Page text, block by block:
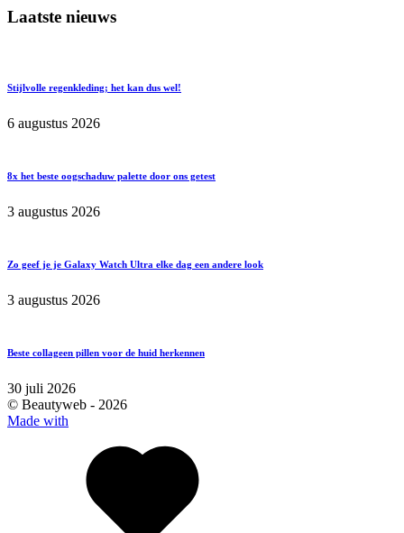
Laatste nieuws
Stijlvolle regenkleding; het kan dus wel!
6 augustus 2026
8x het beste oogschaduw palette door ons getest
3 augustus 2026
Zo geef je je Galaxy Watch Ultra elke dag een andere look
3 augustus 2026
Beste collageen pillen voor de huid herkennen
30 juli 2026
© Beautyweb - 2026
Made with